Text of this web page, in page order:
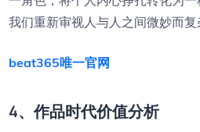
我们重新审视人与人之间微妙而复
beat365唯一官网
4、作品时代价值分析